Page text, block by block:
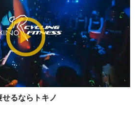
せるならトキノ